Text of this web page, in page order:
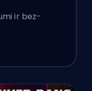
ir bez-